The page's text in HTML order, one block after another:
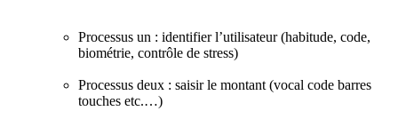
Processus un : identifier l’utilisateur (habitude, code,
biométrie, contrôle de stress)
Processus deux : saisir le montant (vocal code barres
touches etc.…)